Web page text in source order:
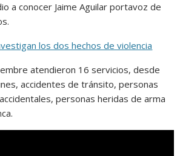
a conocer Jaime Aguilar portavoz de
los dos hechos de violencia
atendieron 16 servicios, desde
accidentes de tránsito, personas
personas heridas de arma